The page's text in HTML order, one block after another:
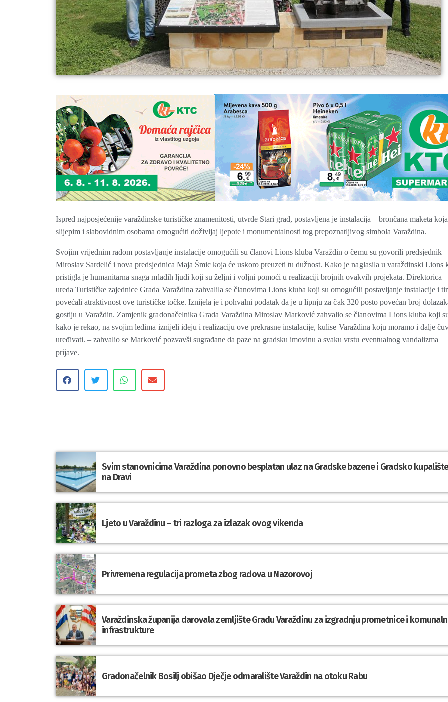
Ispred najposjećenije varaždinske turističke znamenitosti, utvrde Stari grad, postavljena je instalacija – brončana maketa
slijepim i slabovidnim osobama omogućiti doživljaj ljepote i monumentalnosti tog prepoznatljivog simbola Varaždina.
Svojim vrijednim radom postavljanje instalacije omogućili su članovi Lions kluba Varaždin o čemu su govorili predsjednik
Miroslav Sardelić i nova predsjednica Maja Šmic koja će uskoro preuzeti tu dužnost. Kako je naglasila u varaždinski Lions
pristigla je humanitarna snaga mlađih ljudi koji su željni i voljni pomoći u realizaciji brojnih ovakvih projekata. Direktorica
ureda Turističke zajednice Grada Varaždina zahvalila se članovima Lions kluba koji su omogućili postavljanje instalacije i
povećali atraktivnost ove turističke točke. Iznijela je i pohvalni podatak da je u lipnju za čak 320 posto povećan broj
gostiju u Varaždin. Zamjenik gradonačelnika Grada Varaždina Miroslav Marković zahvalio se članovima Lions kluba koji
kako je rekao, na svojim leđima iznijeli ideju i realizaciju ove prekrasne instalacije, kulise Varaždina koju moramo i dalje
uređivati. – zahvalio se Marković pozvavši sugrađane da paze na gradsku imovinu a svaku vrstu eventualnog vandalizma
prijave.
Svim stanovnicima Varaždina ponovno besplatan ulaz na Gradske bazene i Gradsko
na Dravi
Ljeto u Varaždinu – tri razloga za izlazak ovog vikenda
Privremena regulacija prometa zbog radova u Nazorovoj
Varaždinska županija darovala zemljište Gradu Varaždinu za izgradnju prometnice i
infrastrukture
Gradonačelnik Bosilj obišao Dječje odmaralište Varaždin na otoku Rabu